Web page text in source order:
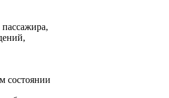
,
,
состоянии